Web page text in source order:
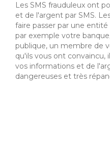
Les SMS frauduleux ont
et de l'argent par SMS.
faire passer par une
par exemple votre
publique, un membre de
qu'ils vous ont
vos informations et de
dangereuses et très